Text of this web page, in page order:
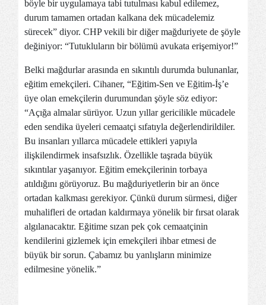
böyle bir uygulamaya tabi tutulması kabul edilemez,
durum tamamen ortadan kalkana dek mücadelemiz
sürecek” diyor. CHP vekili bir diğer mağduriyete de şöyle
değiniyor: “Tutukluların bir bölümü avukata erişemiyor!”
Belki mağdurlar arasında en sıkıntılı durumda bulunanlar,
eğitim emekçileri. Cihaner, “Eğitim-Sen ve Eğitim-İş’e
üye olan emekçilerin durumundan şöyle söz ediyor:
“Açığa almalar sürüyor. Uzun yıllar gericilikle mücadele
eden sendika üyeleri cemaatçi sıfatıyla değerlendirildiler.
Bu insanları yıllarca mücadele ettikleri yapıyla
ilişkilendirmek insafsızlık. Özellikle taşrada büyük
sıkıntılar yaşanıyor. Eğitim emekçilerinin torbaya
atıldığını görüyoruz. Bu mağduriyetlerin bir an önce
ortadan kalkması gerekiyor. Çünkü durum sürmesi, diğer
muhalifleri de ortadan kaldırmaya yönelik bir fırsat olarak
algılanacaktır. Eğitime sızan pek çok cemaatçinin
kendilerini gizlemek için emekçileri ihbar etmesi de
büyük bir sorun. Çabamız bu yanlışların minimize
edilmesine yönelik.”